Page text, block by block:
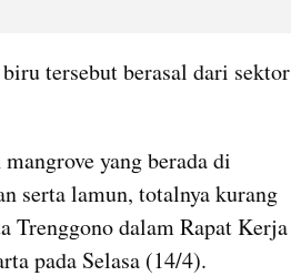
tersebut berasal dari sektor
yang berada di
serta lamun, totalnya kurang
Trenggono dalam Rapat Kerja
pada Selasa (14/4).